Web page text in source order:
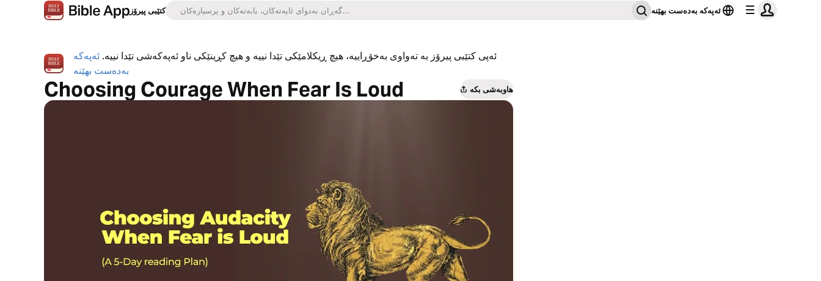
کتێبی پیرۆز ئەپەکە بەدەست بهێنە
ئەپی کتێبی پیرۆز بە تەواوی بەخۆڕاییە، هیچ ڕیکلامێکی تێدا نییە و هیچ کڕینێکی ناو ئەپەکەشی تێدا نییە. ئەپەکە
بەدەست بهێنە
Choosing Courage When Fear Is Loud هاوبەشی بکە